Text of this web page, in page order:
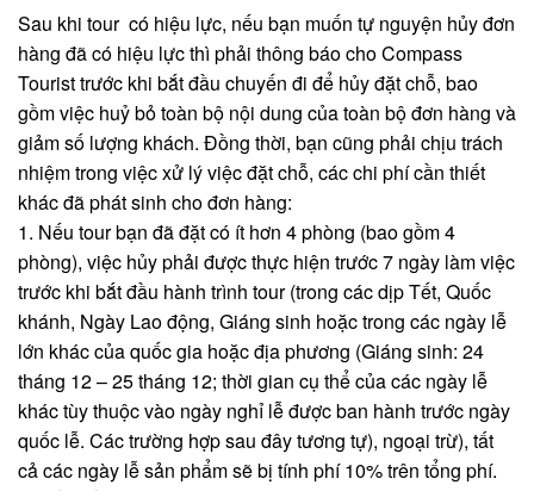
Sau khi tour có hiệu lực, nếu bạn muốn tự nguyện hủy đơn
hàng đã có hiệu lực thì phải thông báo cho Compass
Tourist trước khi bắt đầu chuyến đi để hủy đặt chỗ, bao
gồm việc huỷ bỏ toàn bộ nội dung của toàn bộ đơn hàng và
giảm số lượng khách. Đồng thời, bạn cũng phải chịu trách
nhiệm trong việc xử lý việc đặt chỗ, các chi phí cần thiết
khác đã phát sinh cho đơn hàng:
1. Nếu tour bạn đã đặt có ít hơn 4 phòng (bao gồm 4
phòng), việc hủy phải được thực hiện trước 7 ngày làm việc
trước khi bắt đầu hành trình tour (trong các dịp Tết, Quốc
khánh, Ngày Lao động, Giáng sinh hoặc trong các ngày lễ
lớn khác của quốc gia hoặc địa phương (Giáng sinh: 24
tháng 12 – 25 tháng 12; thời gian cụ thể của các ngày lễ
khác tùy thuộc vào ngày nghỉ lễ được ban hành trước ngày
quốc lễ. Các trường hợp sau đây tương tự), ngoại trừ), tất
cả các ngày lễ sản phẩm sẽ bị tính phí 10% trên tổng phí.